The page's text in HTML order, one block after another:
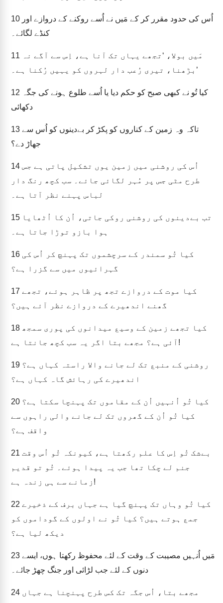
10
کنڈے لگائے۔
11
بڑھنا، تیری رُعب دار لہروں کو یہیں رُکنا ہے۔’
12
دکھائی
13
جھاڑ دے؟
14
طرح مٹی جس پر مُہر لگائی جائے۔ سب کچھ رنگ دار
لباس پہنے نظر آتا ہے۔
15
ہوا بازو توڑا جاتا ہے۔
16
گہرائیوں میں سے گزرا ہے؟
17
گھنے اندھیرے کے دروازے نظر آئے ہیں؟
18
آئی ہے؟ مجھے بتا اگر یہ سب کچھ جانتا ہے!
19
اندھیرے کی رہائش گاہ کہاں ہے؟
20
کیا تُو اُن کے گھروں تک لے جانے والی راہوں سے
واقف ہے؟
21
جنم لے چکا تھا جب یہ پیدا ہوئے۔ تُو تو قدیم
زمانے سے ہی زندہ ہے!
22
جمع ہوتے ہیں؟ کیا تُو نے اولوں کے گوداموں کو
دیکھ لیا ہے؟
23
دنوں کے لئے جب لڑائی اور جنگ چھڑ جائے۔
24